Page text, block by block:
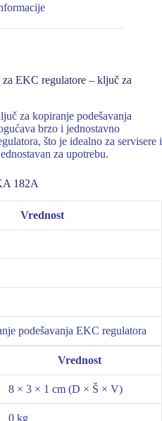
EKC regulatore – ključ za
za kopiranje podešavanja
brzo i jednostavno
što je idealno za servisere i
za upotrebu.
182A
Vrednost
podešavanja EKC regulatora
Vrednost
8 × 3 × 1 cm (D × Š × V)
0 kg